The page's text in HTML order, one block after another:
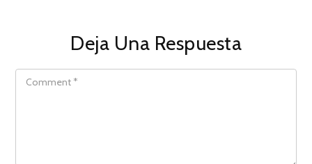
Deja Una Respuesta
COMMENT